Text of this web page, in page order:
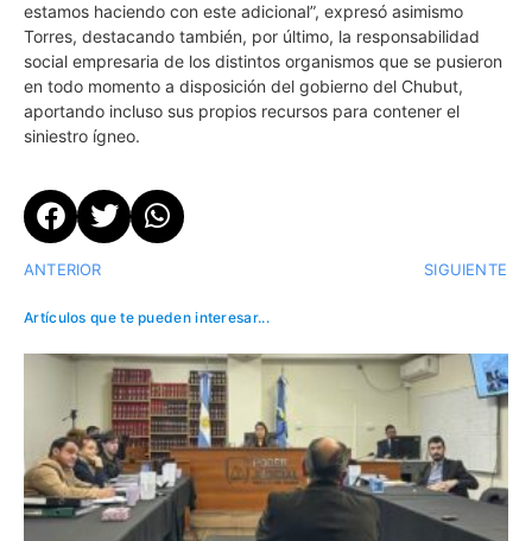
estamos haciendo con este adicional”, expresó asimismo
Torres, destacando también, por último, la responsabilidad
social empresaria de los distintos organismos que se pusieron
en todo momento a disposición del gobierno del Chubut,
aportando incluso sus propios recursos para contener el
siniestro ígneo.
ANTERIOR SIGUIENTE
Artículos que te pueden interesar...